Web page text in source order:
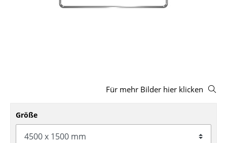
Schaukelstühle
Bürodrehstühle
Für mehr Bilder hier klicken
Größe